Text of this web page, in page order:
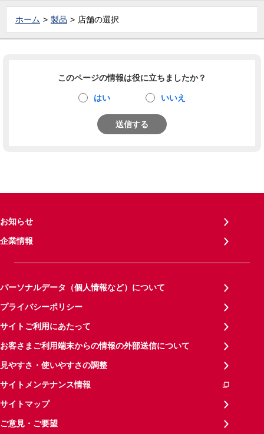
ホーム 製品 店舗の選択
このページの情報は役に立ちましたか？
はい いいえ
送信する
お知らせ
企業情報
パーソナルデータ（個人情報など）について
プライバシーポリシー
サイトご利用にあたって
お客さまご利用端末からの情報の外部送信について
見やすさ・使いやすさの調整
サイトメンテナンス情報
サイトマップ
ご意見・ご要望